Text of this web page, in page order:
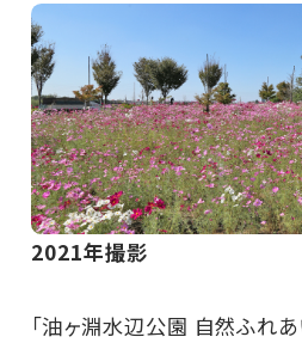
2021年撮影
「油ヶ淵水辺公園 自然ふれ